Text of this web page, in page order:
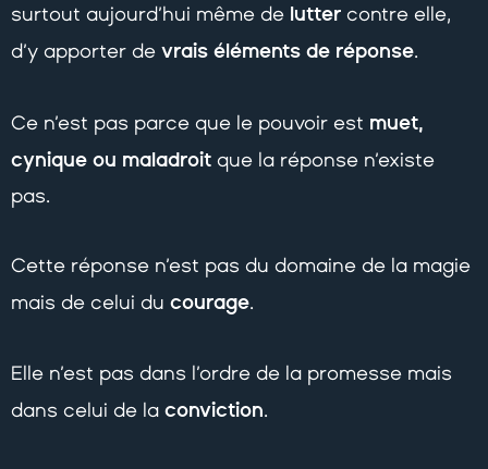
surtout aujourd’hui même de lutter contre elle,
d’y apporter de vrais éléments de réponse.
Ce n’est pas parce que le pouvoir est muet,
cynique ou maladroit que la réponse n’existe
pas.
Cette réponse n’est pas du domaine de la magie
mais de celui du courage.
Elle n’est pas dans l’ordre de la promesse mais
dans celui de la conviction.